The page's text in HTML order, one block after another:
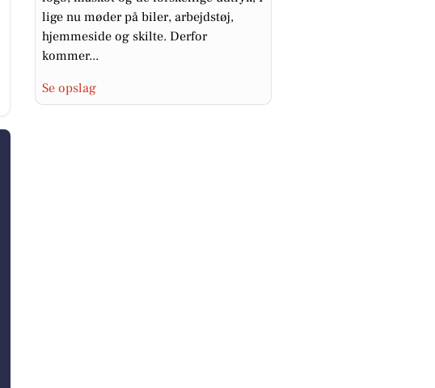
lige nu møder på biler, arbejdstøj,
hjemmeside og skilte. Derfor
kommer...
Se opslag